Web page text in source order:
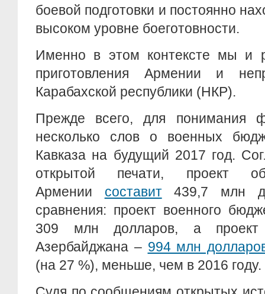
боевой подготовки и постоянно
высоком уровне боеготовности.
Именно в этом контексте мы и
приготовления Армении и
Карабахской республики (НКР).
Прежде всего, для понимания
несколько слов о военных
Кавказа на будущий 2017 год.
открытой печати, проект
Армении составит439,7 млн
сравнения: проект военного
309 млн долларов, а проект
Азербайджана – 994 млн
(на 27 %), меньше, чем в 2016 году.